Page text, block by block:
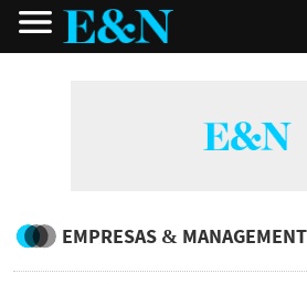
EMPRESAS & MANAGEMENT